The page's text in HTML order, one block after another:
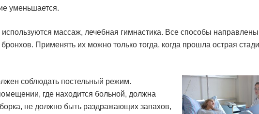
уменьшается.
массаж, лечебная гимнастика. Все способы
Применять их можно только тогда, когда прошла острая
соблюдать постельный режим.
где находится больной, должна
не должно быть раздражающих запахов,